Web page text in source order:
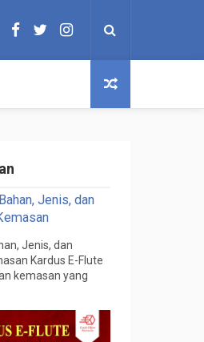
Jenis, dan
Jenis, dan
Kardus E-Flute
kemasan yang